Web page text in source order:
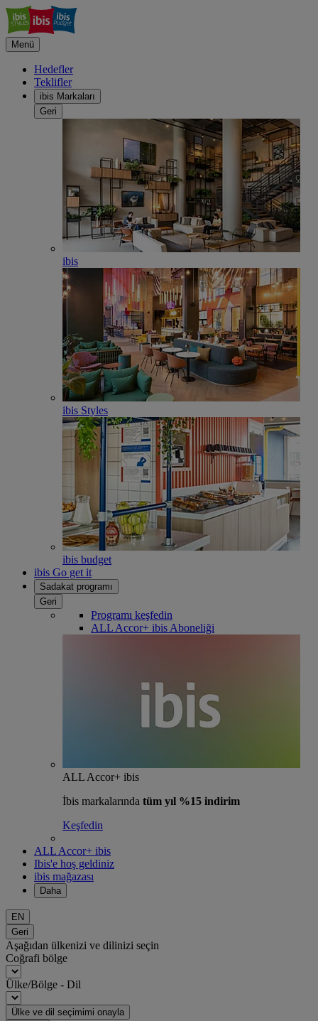
Menü
Hedefler
Teklifler
ibis Markaları
Geri
ibis
ibis Styles
ibis budget
ibis Go get it
Sadakat programı
Geri
Programı keşfedin
ALL Accor+ ibis Aboneliği
ALL Accor+ ibis
İbis markalarında tüm yıl %15 indirim
Keşfedin
ALL Accor+ ibis
Ibis'e hoş geldiniz
ibis mağazası
Daha
EN
Geri
Aşağıdan ülkenizi ve dilinizi seçin
Coğrafi bölge
Ülke/Bölge - Dil
Ülke ve dil seçimimi onayla